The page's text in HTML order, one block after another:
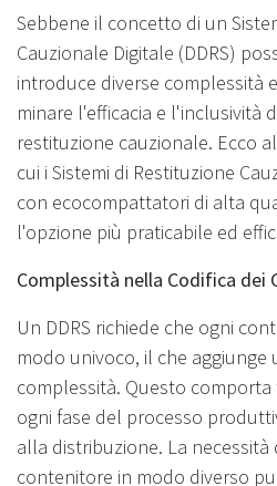
Sebbene il concetto di un
Cauzionale Digitale (DDRS)
introduce diverse complessità
minare l'efficacia e l'inclusività
restituzione cauzionale. Ecco
cui i Sistemi di Restituzione
con ecocompattatori di alta
l'opzione più praticabile ed
Complessità nella Codifica dei
Un DDRS richiede che ogni
modo univoco, il che aggiunge
complessità. Questo
ogni fase del processo
alla distribuzione. La
contenitore in modo diverso